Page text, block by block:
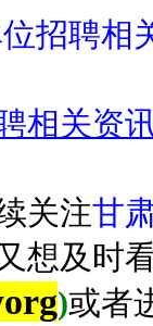
招聘相
相关资
关注甘
想及时
)或者